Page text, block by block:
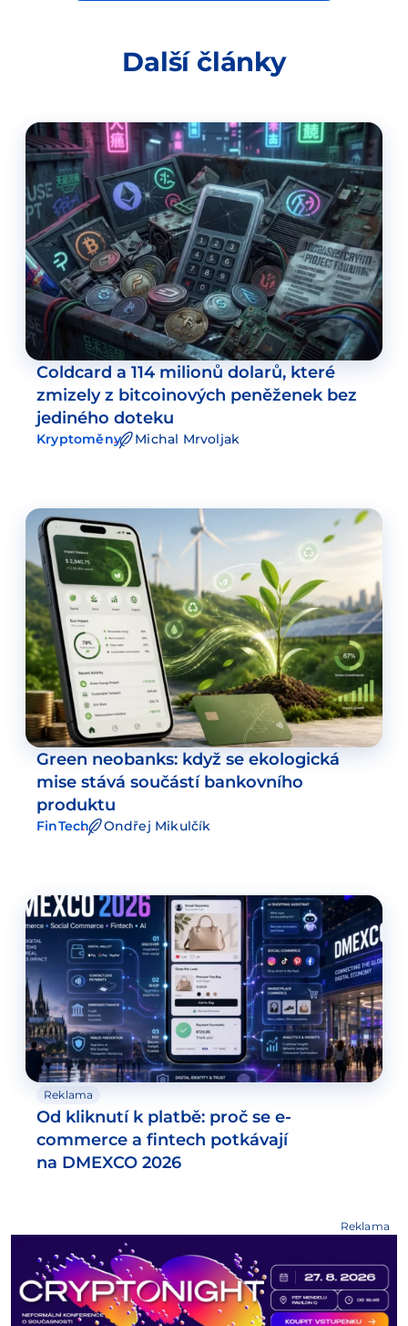
Další články
Coldcard a 114 milionů dolarů, které
zmizely z bitcoinových peněženek bez
jediného doteku
Kryptoměny Michal Mrvoljak
Green neobanks: když se ekologická
mise stává součástí bankovního
produktu
FinTech Ondřej Mikulčík
Reklama
Od kliknutí k platbě: proč se e-
commerce a fintech potkávají
na DMEXCO 2026
Reklama